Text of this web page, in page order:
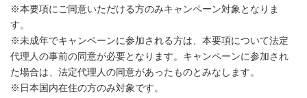
※本要項にご同意いただける方のみキャンペーン対象となりま
す。
※未成年でキャンペーンに参加される方は、本要項について法定
代理人の事前の同意が必要となります。キャンペーンに参加され
た場合は、法定代理人の同意があったものとみなします。
※日本国内在住の方のみ対象です。